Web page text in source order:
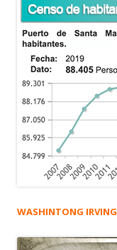
WASHINTONG IRVING